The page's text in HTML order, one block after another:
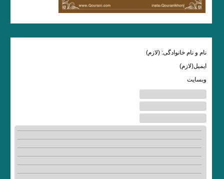
نام و نام خانوادگی: (لازم)
ایمیل(لازم)
وبسایت